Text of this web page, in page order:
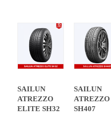
SAILUN
ATREZZO
ELITE SH32
SAILUN
ATREZZO
SH407